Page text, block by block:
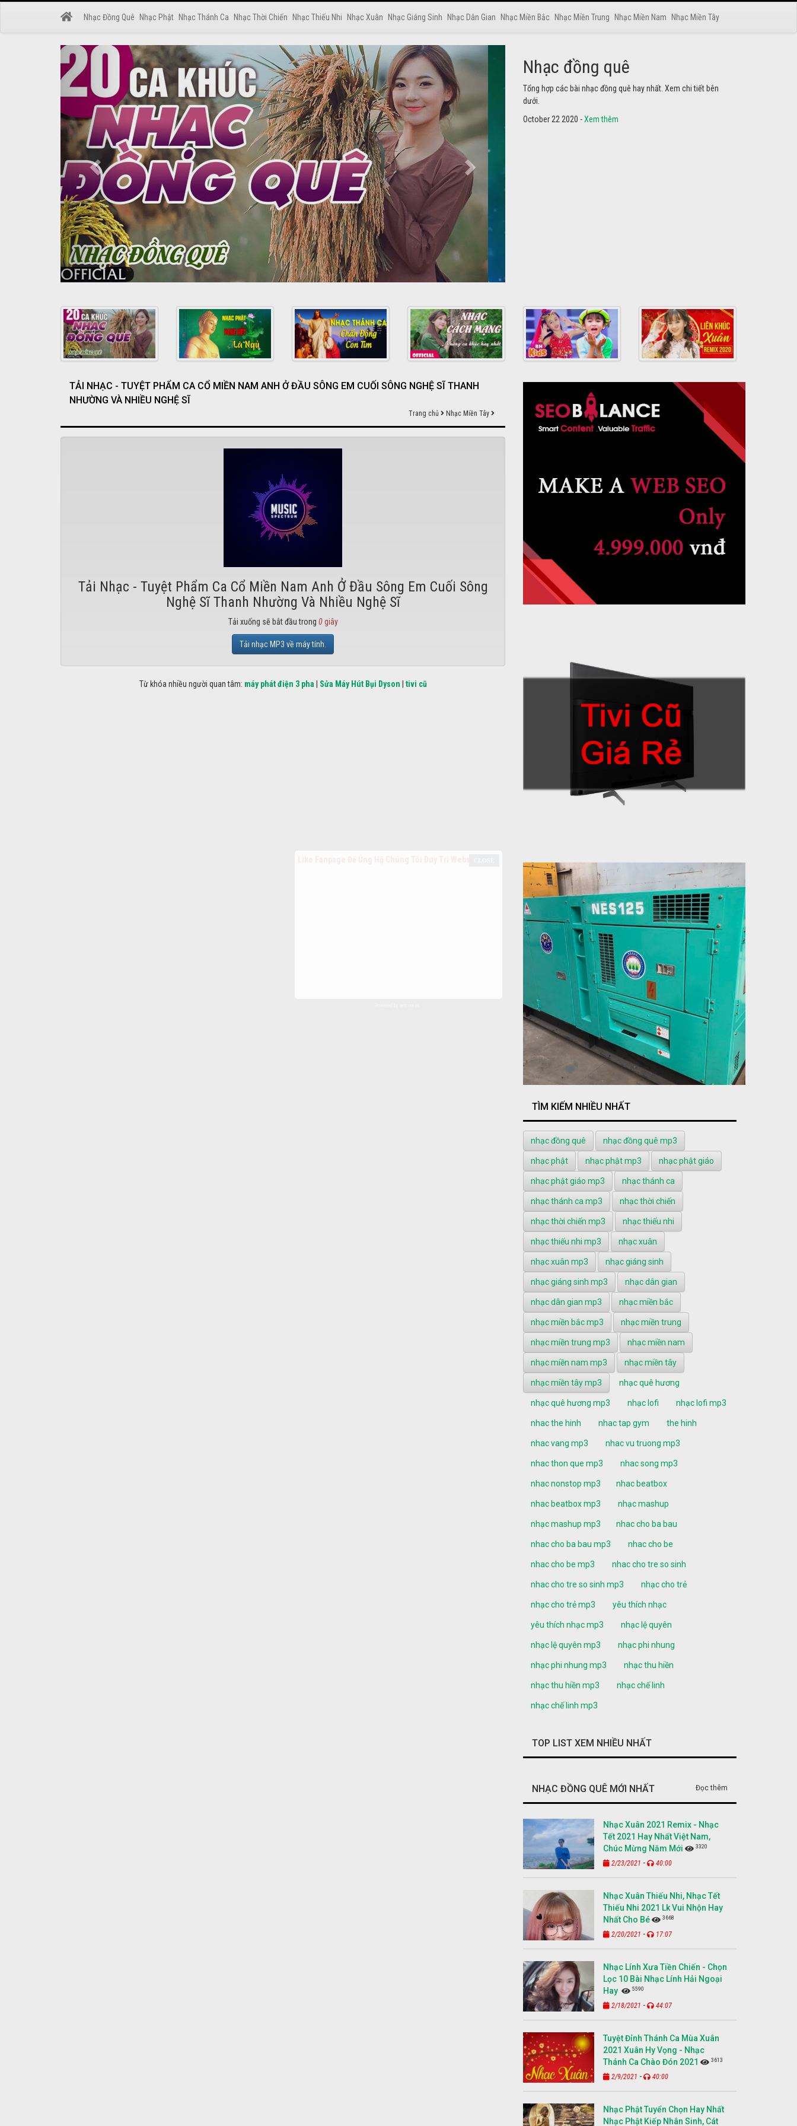
Nhạc Đồng Quê Nhạc Phật Nhạc Thánh Ca Nhạc Thời Chiến Nhạc Thiếu Nhi Nhạc Xuân Nhạc Giáng Sinh Nhạc Dân Gian Nhạc Miền Bắc Nhạc Miền Trung Nhạc Miền Nam Nhạc Miền Tây
Nhạc phật
Tuyển tập các bài nhạc thánh ca hay nhất. Không thể không
nghe thử.
October 22 2020 -Xem thêm
TẢI NHẠC - TUYỆT PHẨM CA CỔ MIỀN NAM ANH Ở ĐẦU SÔNG EM CUỐI SÔNG NGHỆ SĨ THANH
NHƯỜNG VÀ NHIỀU NGHỆ SĨ
Trang chủ Nhạc Miền Tây
Tải Nhạc - Tuyệt Phẩm Ca Cổ Miền Nam Anh Ở Đầu Sông Em Cuối Sông
Nghệ Sĩ Thanh Nhường Và Nhiều Nghệ Sĩ
Tải xuống sẽ bắt đầu trong 0giây
Tải nhạc MP3 về máy tính.
Từ khóa nhiều người quan tâm: máy phát điện 3 pha Sửa Máy Hút Bụi Dyson tivi cũ
TÌM KIẾM NHIỀU NHẤT
nhạc đồng quê nhạc đồng quê mp3
nhạc phật nhạc phật mp3 nhạc phật giáo
nhạc phật giáo mp3 nhạc thánh ca
nhạc thánh ca mp3 nhạc thời chiến
nhạc thời chiến mp3 nhạc thiếu nhi
nhạc thiếu nhi mp3 nhạc xuân
nhạc xuân mp3 nhạc giáng sinh
nhạc giáng sinh mp3 nhạc dân gian
nhạc dân gian mp3 nhạc miền bắc
nhạc miền bắc mp3 nhạc miền trung
nhạc miền trung mp3 nhạc miền nam
nhạc miền nam mp3 nhạc miền tây
nhạc miền tây mp3 nhạc quê hương
nhạc quê hương mp3 nhạc lofi nhạc lofi mp3
nhac the hinh nhac tap gym the hinh
nhac vang mp3 nhac vu truong mp3
nhac thon que mp3 nhac song mp3
nhac nonstop mp3 nhac beatbox
nhac beatbox mp3 nhạc mashup
nhạc mashup mp3 nhac cho ba bau
nhac cho ba bau mp3 nhac cho be
nhac cho be mp3 nhac cho tre so sinh
nhac cho tre so sinh mp3 nhạc cho trẻ
nhạc cho trẻ mp3 yêu thích nhạc
yêu thích nhạc mp3 nhạc lệ quyên
nhạc lệ quyên mp3 nhạc phi nhung
nhạc phi nhung mp3 nhạc thu hiền
nhạc thu hiền mp3 nhạc chế linh
nhạc chế linh mp3
TOP LIST XEM NHIỀU NHẤT
NHẠC ĐỒNG QUÊ MỚI NHẤT Đọc thêm
Nhạc Xuân 2021 Remix - Nhạc
Tết 2021 Hay Nhất Việt Nam,
Chúc Mừng Năm Mới
3320
2/23/2021 - 40:00
Nhạc Xuân Thiếu Nhi, Nhạc Tết
Thiếu Nhi 2021 Lk Vui Nhộn Hay
Nhất Cho Bé
3668
2/20/2021 - 17:07
Nhạc Lính Xưa Tiền Chiến - Chọn
Lọc 10 Bài Nhạc Lính Hải Ngoại
Hay
5590
2/18/2021 - 44:07
Tuyệt Đỉnh Thánh Ca Mùa Xuân
2021 Xuân Hy Vọng - Nhạc
Thánh Ca Chào Đón 2021
3613
2/9/2021 - 40:00
Nhạc Phật Tuyển Chọn Hay Nhất
Nhạc Phật Kiếp Nhân Sinh, Cát